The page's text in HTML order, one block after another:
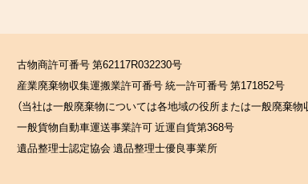
古物商許可番号 第62117R032230号
産業廃棄物収集運搬業許可番号 統一許可番号 第171852号
（当社は一般廃棄物については各地域の役所または一般廃棄物
一般貨物自動車運送事業許可 近運自貨第368号
遺品整理士認定協会 遺品整理士優良事業所